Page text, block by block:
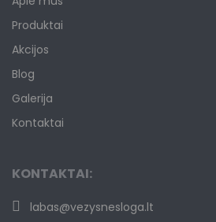
Produktai
Akcijos
Blog
Galerija
Kontaktai
KONTAKTAI:
labas@vezysnesloga.lt